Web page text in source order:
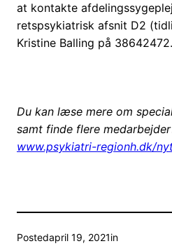
at kontakte
retspsykiatrisk afsnit D2
Kristine Balling på 38642472.
Du kan læse mere om
samt finde flere
www.psykiatri-regionh.dk/
Postedapril 19, 2021in